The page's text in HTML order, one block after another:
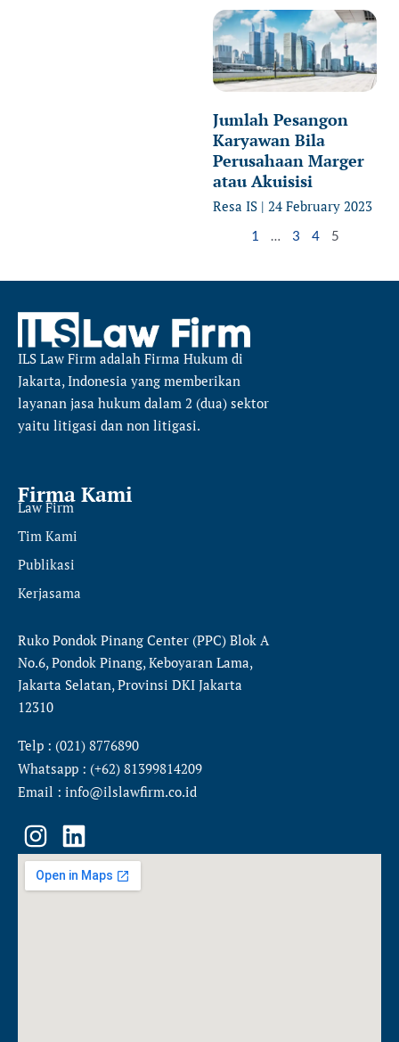
Jumlah Pesangon
Karyawan Bila
Perusahaan Marger
atau Akuisisi
Resa IS 24 February 2023
1 … 3 4 5
ILS Law Firm adalah Firma Hukum di
Jakarta, Indonesia yang memberikan
layanan jasa hukum dalam 2 (dua) sektor
yaitu litigasi dan non litigasi.
Firma Kami
Law Firm
Tim Kami
Publikasi
Kerjasama
Ruko Pondok Pinang Center (PPC) Blok A
No.6, Pondok Pinang, Keboyaran Lama,
Jakarta Selatan, Provinsi DKI Jakarta
12310
Telp : (021) 8776890
Whatsapp : (+62) 81399814209
Email : info@ilslawfirm.co.id
I
n
s
L
i
n